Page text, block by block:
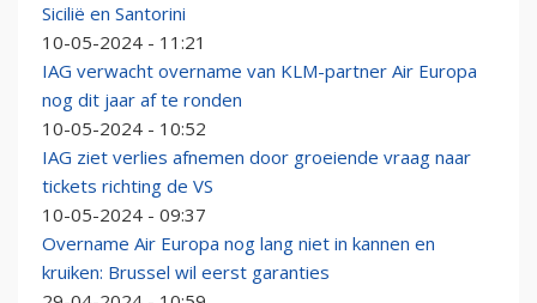
Sicilië en Santorini
10-05-2024 - 11:21
IAG verwacht overname van KLM-partner Air Europa
nog dit jaar af te ronden
10-05-2024 - 10:52
IAG ziet verlies afnemen door groeiende vraag naar
tickets richting de VS
10-05-2024 - 09:37
Overname Air Europa nog lang niet in kannen en
kruiken: Brussel wil eerst garanties